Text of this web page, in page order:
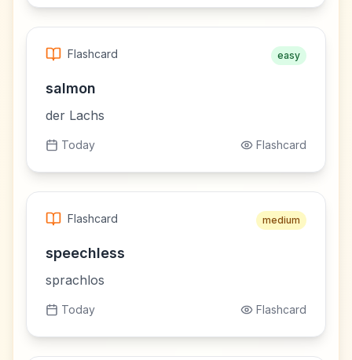
Flashcard easy
salmon
der Lachs
Today Flashcard
Flashcard medium
speechless
sprachlos
Today Flashcard